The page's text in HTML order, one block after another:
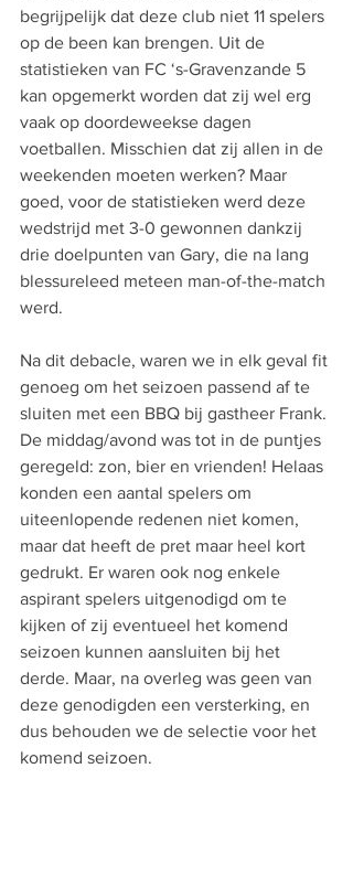
begrijpelijk dat deze club niet 11 spelers
op de been kan brengen. Uit de
statistieken van FC ‘s-Gravenzande 5
kan opgemerkt worden dat zij wel erg
vaak op doordeweekse dagen
voetballen. Misschien dat zij allen in de
weekenden moeten werken? Maar
goed, voor de statistieken werd deze
wedstrijd met 3-0 gewonnen dankzij
drie doelpunten van Gary, die na lang
blessureleed meteen man-of-the-match
werd.
Na dit debacle, waren we in elk geval fit
genoeg om het seizoen passend af te
sluiten met een BBQ bij gastheer Frank.
De middag/avond was tot in de puntjes
geregeld: zon, bier en vrienden! Helaas
konden een aantal spelers om
uiteenlopende redenen niet komen,
maar dat heeft de pret maar heel kort
gedrukt. Er waren ook nog enkele
aspirant spelers uitgenodigd om te
kijken of zij eventueel het komend
seizoen kunnen aansluiten bij het
derde. Maar, na overleg was geen van
deze genodigden een versterking, en
dus behouden we de selectie voor het
komend seizoen.